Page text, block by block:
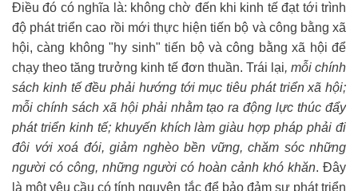
Điều đó có nghĩa là: không chờ đến khi kinh tế đạt tới trình
độ phát triển cao rồi mới thực hiện tiến bộ và công bằng xã
hội, càng không "hy sinh" tiến bộ và công bằng xã hội để
chạy theo tăng trưởng kinh tế đơn thuần. Trái lại, mỗi chính
sách kinh tế đều phải hướng tới mục tiêu phát triển xã hội;
mỗi chính sách xã hội phải nhằm tạo ra động lực thúc đẩy
phát triển kinh tế; khuyến khích làm giàu hợp pháp phải đi
đôi với xoá đói, giảm nghèo bền vững, chăm sóc những
người có công, những người có hoàn cảnh khó khăn. Đây
là một yêu cầu có tính nguyên tắc để bảo đảm sự phát triển